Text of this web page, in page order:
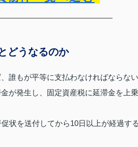
どうなるのか
誰もが平等に支払わなければならない
が発生し、固定資産税に延滞金を上
状を送付してから10日以上が経過す